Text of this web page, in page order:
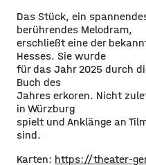
Das Stück, ein
berührendes Melodram,
erschließt eine der
Hesses. Sie wurde
für das Jahr 2025 durch
Buch des
Jahres erkoren. Nicht
in Würzburg
spielt und Anklänge an
sind.
Karten: https://theater-